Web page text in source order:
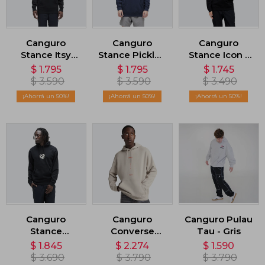
Canguro
Stance Itsy
Bitsy - Negro
$ 1.795
$ 3.590
50
Canguro
Stance Pickled
- Azul
$ 1.795
$ 3.590
50
Canguro
Stance Icon -
Negro
$ 1.745
$ 3.490
50
Canguro
Stance
Opposites -
Negro
$ 1.845
$ 3.690
Canguro
Converse
Graphic -
Beige
$ 2.274
$ 3.790
Canguro Pulau
Tau - Gris
$ 1.590
$ 3.790